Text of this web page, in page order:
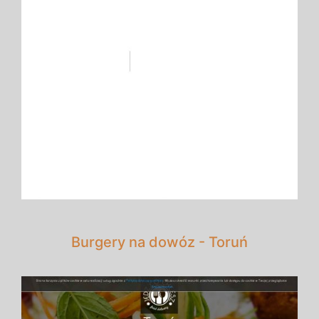
Burgery na dowóz - Toruń